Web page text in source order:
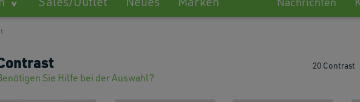
to
Press
20 Contrast
Sie Hilfe bei der Auswahl?